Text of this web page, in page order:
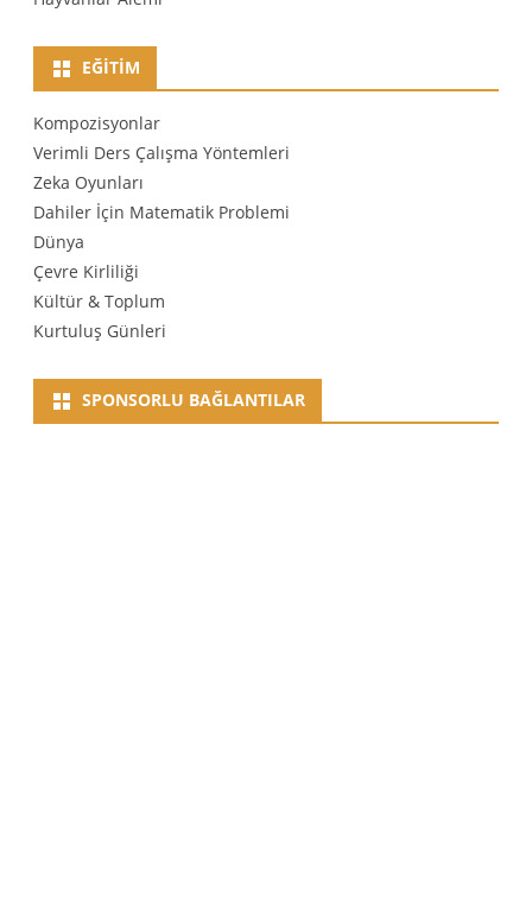
EĞITIM
Kompozisyonlar
Verimli Ders Çalışma Yöntemleri
Zeka Oyunları
Dahiler İçin Matematik Problemi
Dünya
Çevre Kirliliği
Kültür & Toplum
Kurtuluş Günleri
SPONSORLU BAĞLANTILAR